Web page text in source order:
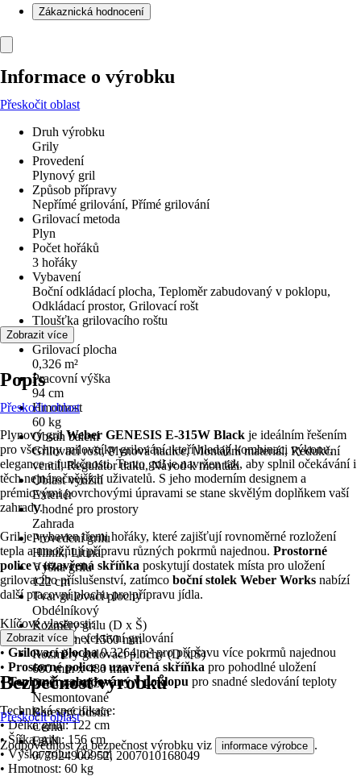
Zákaznická hodnocení
Informace o výrobku
Přeskočit oblast
Druh výrobku
Grily
Provedení
Plynový gril
Způsob přípravy
Nepřímé grilování, Přímé grilování
Grilovací metoda
Plyn
Počet hořáků
3 hořáky
Vybavení
Boční odkládací plocha, Teploměr zabudovaný v poklopu,
Odkládací prostor, Grilovací rošt
Tloušťka grilovacího roštu
0 mm
Grilovací plocha
0,326 m²
Pracovní výška
94 cm
Hmotnost
60 kg
Obsah balení
Grilovací rošt, Plynová hadice, Montážní materiál, Redukční
ventil, Regulátor tlaku, Návod k montáži
Oblast využití
Exteriér
Vhodné pro prostory
Zahrada
Provedení grilu
Hliník, Litina
Výška grilu
122 cm
Tvar grilovací plochy
Obdélníkový
Rozměry grilu (D x Š)
1220 mm x 1560 mm
Rozměry grilovací plochy (D x Š)
680 mm x 480 mm
Druh montáže
Nesmontované
Barevný odstín
Černá
EAN
077924900952, 2007010168049
Zobrazit více
Popis
Přeskočit oblast
Plynový grilWeber GENESIS E-315W Black je ideálním řešením
pro všechny milovníky grilování, kteří hledají kombinaci výkonu,
elegance a funkčnosti. Tento gril je navržen tak, aby splnil očekávání i
těch nejnáročnějších uživatelů. S jeho moderním designem a
prémiovými povrchovými úpravami se stane skvělým doplňkem vaší
zahrady.
Gril je vybaven třemi hořáky, které zajišťují rovnoměrné rozložení
tepla a umožňují přípravu různých pokrmů najednou. Prostorné
policeauzavřená skříňka poskytují dostatek místa pro uložení
grilovacího příslušenství, zatímco boční stolek Weber Works nabízí
další pracovní plochu pro přípravu jídla.
Klíčové vlastnosti:
•3 hořákypro efektivní grilování
• Grilovací plocha0.3264 m² pro přípravu více pokrmů najednou
• Prostorné policeauzavřená skříňka pro pohodlné uložení
•Teploměr zabudovaný v poklopu pro snadné sledování teploty
Technická specifikace:
• Délka grilu: 122 cm
• Šířka grilu: 156 cm
• Výška grilu: 122 cm
• Hmotnost: 60 kg
Zobrazit více
Bezpečnost výrobků
Přeskočit oblast
Zodpovědnost za bezpečnost výrobku viz informace výrobce .